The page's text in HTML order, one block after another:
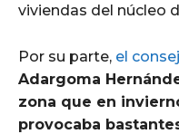
viviendas del núcleo
Por su parte, el
Adargoma
zona que en
provocaba